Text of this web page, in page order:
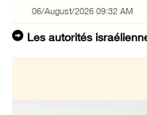
06/August/2026 09:32 AM
Les autorités